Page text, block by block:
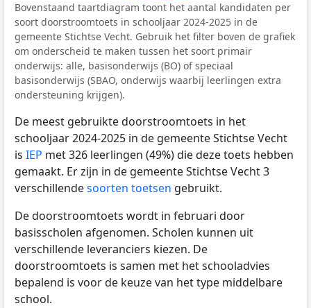
Bovenstaand taartdiagram toont het aantal kandidaten per
soort doorstroomtoets in schooljaar 2024-2025 in de
gemeente Stichtse Vecht. Gebruik het filter boven de grafiek
om onderscheid te maken tussen het soort primair
onderwijs: alle, basisonderwijs (BO) of speciaal
basisonderwijs (SBAO, onderwijs waarbij leerlingen extra
ondersteuning krijgen).
De meest gebruikte doorstroomtoets in het
schooljaar 2024-2025 in de gemeente Stichtse Vecht
is IEP met 326 leerlingen (49%) die deze toets hebben
gemaakt. Er zijn in de gemeente Stichtse Vecht 3
verschillendesoorten toetsen gebruikt.
De doorstroomtoets wordt in februari door
basisscholen afgenomen. Scholen kunnen uit
verschillende leveranciers kiezen. De
doorstroomtoets is samen met het schooladvies
bepalend is voor de keuze van het type middelbare
school.